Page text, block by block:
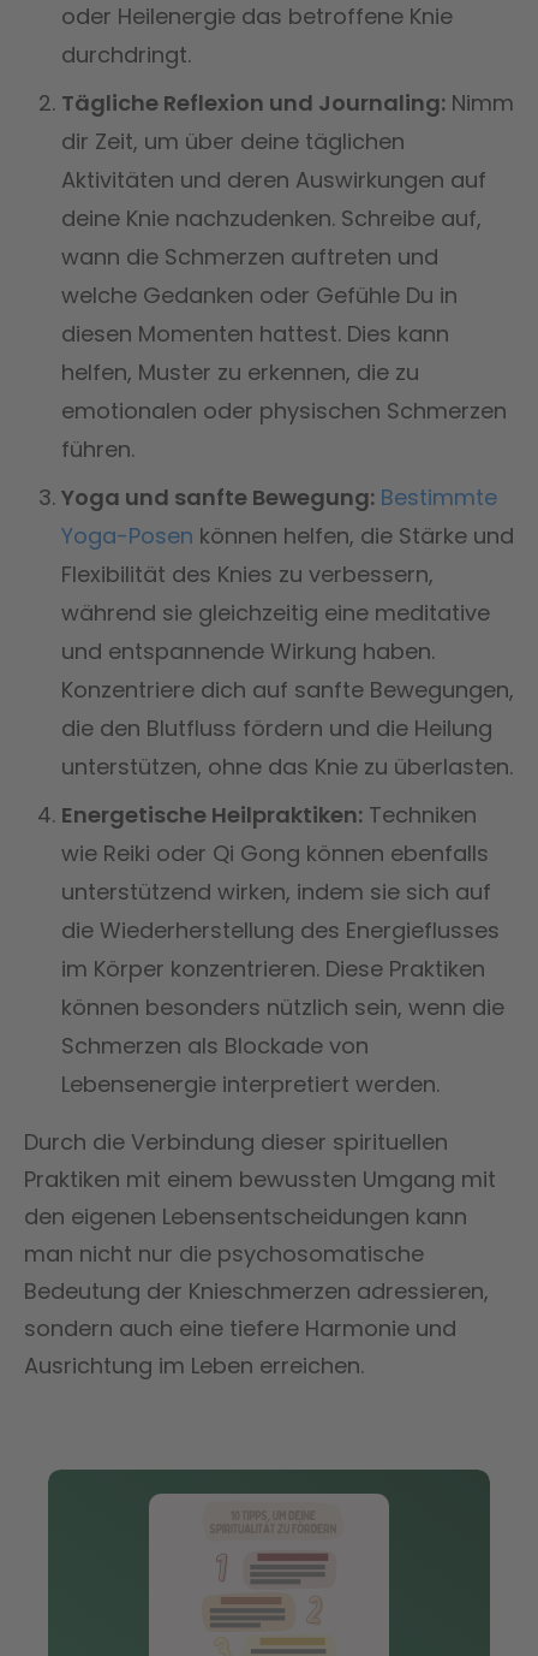
oder Heilenergie das betroffene Knie
durchdringt.
Tägliche Reflexion und Journaling: Nimm
dir Zeit, um über deine täglichen
Aktivitäten und deren Auswirkungen auf
deine Knie nachzudenken. Schreibe auf,
wann die Schmerzen auftreten und
welche Gedanken oder Gefühle Du in
diesen Momenten hattest. Dies kann
helfen, Muster zu erkennen, die zu
emotionalen oder physischen Schmerzen
führen.
Yoga und sanfte Bewegung: Bestimmte
Yoga-Posen können helfen, die Stärke und
Flexibilität des Knies zu verbessern,
während sie gleichzeitig eine meditative
und entspannende Wirkung haben.
Konzentriere dich auf sanfte Bewegungen,
die den Blutfluss fördern und die Heilung
unterstützen, ohne das Knie zu überlasten.
Energetische Heilpraktiken: Techniken
wie Reiki oder Qi Gong können ebenfalls
unterstützend wirken, indem sie sich auf
die Wiederherstellung des Energieflusses
im Körper konzentrieren. Diese Praktiken
können besonders nützlich sein, wenn die
Schmerzen als Blockade von
Lebensenergie interpretiert werden.
Durch die Verbindung dieser spirituellen
Praktiken mit einem bewussten Umgang mit
den eigenen Lebensentscheidungen kann
man nicht nur die psychosomatische
Bedeutung der Knieschmerzen adressieren,
sondern auch eine tiefere Harmonie und
Ausrichtung im Leben erreichen.